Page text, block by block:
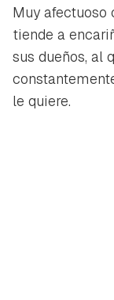
Muy afectuoso
tiende a
sus dueños, al
le quiere.